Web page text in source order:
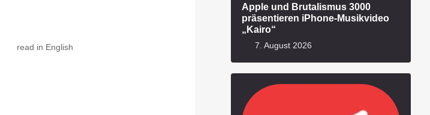
read in English
Apple und Brutalismus 3000
präsentieren iPhone-Musikvideo
„Kairo“
7. August 2026